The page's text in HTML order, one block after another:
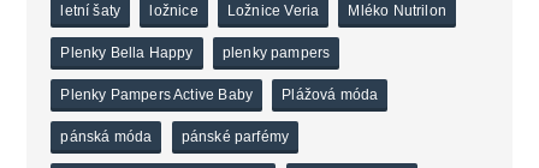
letní šaty ložnice Ložnice Veria Mléko Nutrilon
Plenky Bella Happy plenky pampers
Plenky Pampers Active Baby Plážová móda
pánská móda pánské parfémy